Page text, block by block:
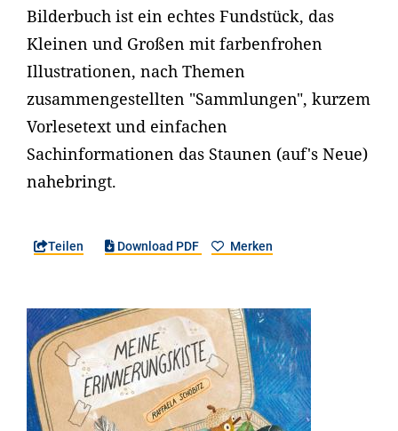
Bilderbuch ist ein echtes Fundstück, das
Kleinen und Großen mit farbenfrohen
Illustrationen, nach Themen
zusammengestellten "Sammlungen", kurzem
Vorlesetext und einfachen
Sachinformationen das Staunen (auf's Neue)
nahebringt.
Teilen Download PDF Merken